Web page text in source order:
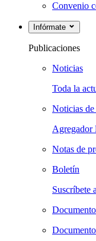
Convenio
Infórmate
Publicaciones
Noticias
Toda la
Noticias de
Agregador
Notas de
Boletín
Suscríbete